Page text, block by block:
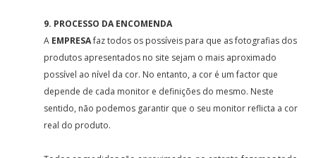
9. PROCESSO DA ENCOMENDA
A EMPRESAfaz todos os possíveis para que as fotografias dos
produtos apresentados no site sejam o mais aproximado
possível ao nível da cor. No entanto, a cor é um factor que
depende de cada monitor e definições do mesmo. Neste
sentido, não podemos garantir que o seu monitor reflicta a cor
real do produto.